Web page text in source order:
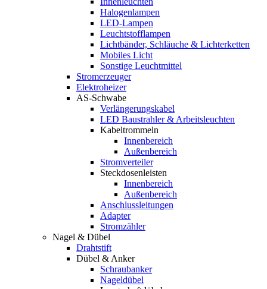
Halogenlampen
LED-Lampen
Leuchtstofflampen
Lichtbänder, Schläuche & Lichterketten
Mobiles Licht
Sonstige Leuchtmittel
Stromerzeuger
Elektroheizer
AS-Schwabe
Verlängerungskabel
LED Baustrahler & Arbeitsleuchten
Kabeltrommeln
Innenbereich
Außenbereich
Stromverteiler
Steckdosenleisten
Innenbereich
Außenbereich
Anschlussleitungen
Adapter
Stromzähler
Nagel & Dübel
Drahtstift
Dübel & Anker
Schraubanker
Nageldübel